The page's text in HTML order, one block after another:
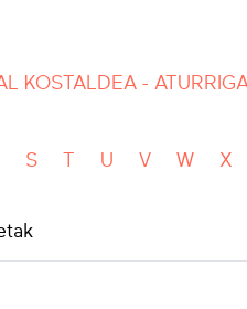
KOSTALDEA - ATURRI
S T U V W X